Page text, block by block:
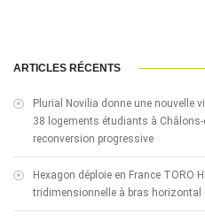
ARTICLES RÉCENTS
Plurial Novilia donne une nouvelle
38 logements étudiants à Châlons-
reconversion progressive
Hexagon déploie en France TORO
tridimensionnelle à bras horizontal